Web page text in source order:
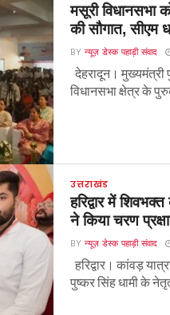
मसूरी विधानसभा
की सौगात, सीएम
BYन्यूज़ डेस्क पहाड़ी संवाद
देहरादून। मुख्यमंत्री
विधानसभा क्षेत्र के
उत्तराखंड
हरिद्वार में
ने किया चरण
BYन्यूज़ डेस्क पहाड़ी संवाद
हरिद्वार। कांवड़
पुष्कर सिंह धामी के